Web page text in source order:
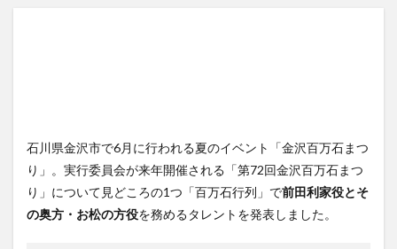
石川県金沢市で6月に行われる夏のイベント「金沢百万石まつ
り」。実行委員会が来年開催される「第72回金沢百万石まつ
り」について見どころの1つ「百万石行列」で前田利家役とそ
の奥方・お松の方役を務めるタレントを発表しました。